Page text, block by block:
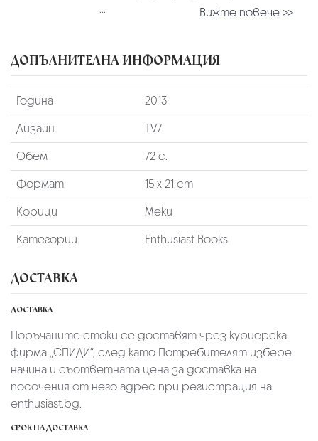
...
Вижте повече >>
ДОПЪЛНИТЕЛНА ИНФОРМАЦИЯ
Година
2013
Дизайн
TV7
Обем
72 с.
Формат
15 х 21 cm
Корици
Меки
Категории
Enthusiast Books
ДОСТАВКА
ДОСТАВКА
Поръчаните стоки се доставят чрез куриерскa
фирмa „СПИДИ“, след като Потребителят избере
начина и съответната цена за доставка на
посочения от него адрес при регистрация на
enthusiast.bg.
СРОК НА ДОСТАВКА